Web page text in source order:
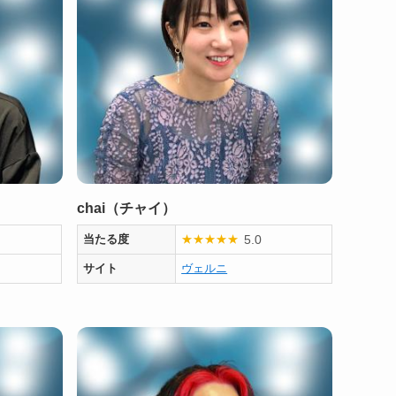
chai（チャイ）
当たる度 ★★★★★ 5.0
サイト ヴェルニ